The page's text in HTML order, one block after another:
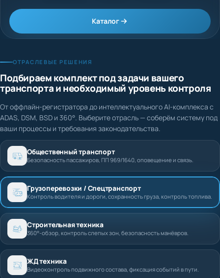
Каталог
ОТРАСЛЕВЫЕ РЕШЕНИЯ
Подбираем комплект под задачи вашего
транспорта и необходимый уровень контроля
От оффлайн-регистратора до интеллектуального AI-комплекса с
ADAS, DSM, BSD и 360°. Выберите отрасль — соберём систему под
ваши процессы и требования законодательства.
Общественный транспорт
Безопасность пассажиров, ПП 969/1640, оповещение и связь.
Грузоперевозки / Спецтранспорт
Контроль водителя и дороги, сохранность груза, контроль топлива.
Строительная техника
360°-обзор, контроль слепых зон, безопасность манёвров.
ЖД техника
Видеоконтроль подвижного состава, фиксация событий в пути.